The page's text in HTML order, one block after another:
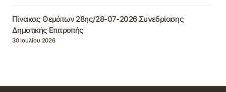
Πίνακας Θεμάτων 28ης/28-07-2026 Συνεδρίασης
Δημοτικής Επιτροπής
30 Ιουλίου 2026